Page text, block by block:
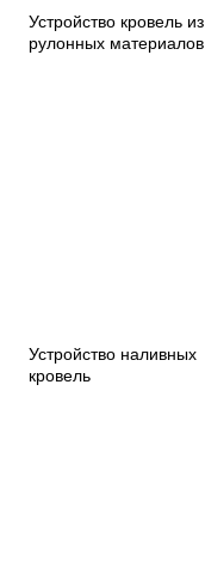
Устройство кровель из
рулонных материалов
Устройство наливных
кровель